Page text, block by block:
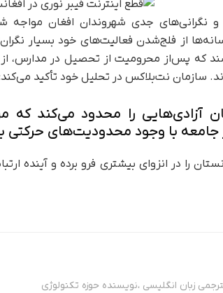
و نگرانی‌های جدی شهروندان افغان
از فلج‌شدن فعالیت‌های خود بسیار
که پس‌از محرومیت از تحصیل در مدارس، از
سازمان نت‌بلاکس در تحلیل خود تأکید
آزادی‌هایی را محدود می‌کند که
با وجود محدودیت‌های حرکتی
را در انزوای بیشتری فرو برده و آینده
زبان انگلیسی ،نویسنده حوزه تکنولوژی